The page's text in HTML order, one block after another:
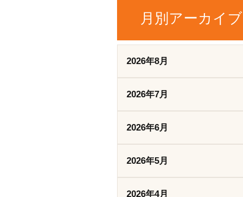
月別アーカイブ
2026年8月
2026年7月
2026年6月
2026年5月
2026年4月